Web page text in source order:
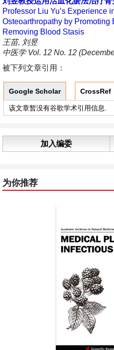
Professor Liu Yu’s Experience
Osteoarthropathy by Promoting
Removing Blood Stasis
王苗, 刘昱
中医学 Vol. 12 No. 12
被下列文章引用：
Google Scholar CrossRef
该文章暂没有谷歌学术引用信息.
加入编委
为你推荐